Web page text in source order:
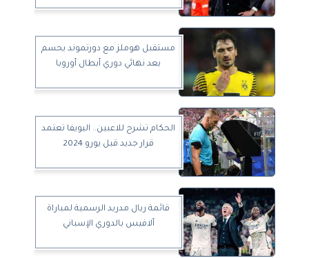
مستقبل هوملز مع دورتموند يحسم
بعد نهائي دوري أبطال أوروبا
الحكام تشرح للاعبين.. اليويفا تعتمد
قرار جديد قبل يورو 2024
قائمة ريال مدريد الرسمية لمباراة
ألافيس بالدوري الإسباني